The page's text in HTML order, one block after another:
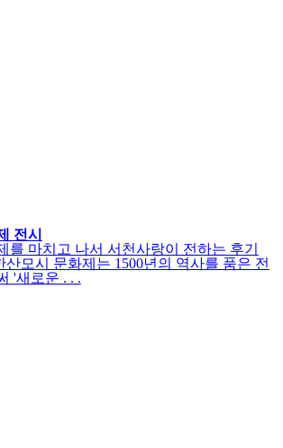
전시
를 마치고 나서 서천사랑이 전하는 후기
산모시 문화제는 1500년의 역사를 품은 전
'새로운 . . .